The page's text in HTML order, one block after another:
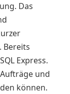
Das
Bereits
Express.
und
können.